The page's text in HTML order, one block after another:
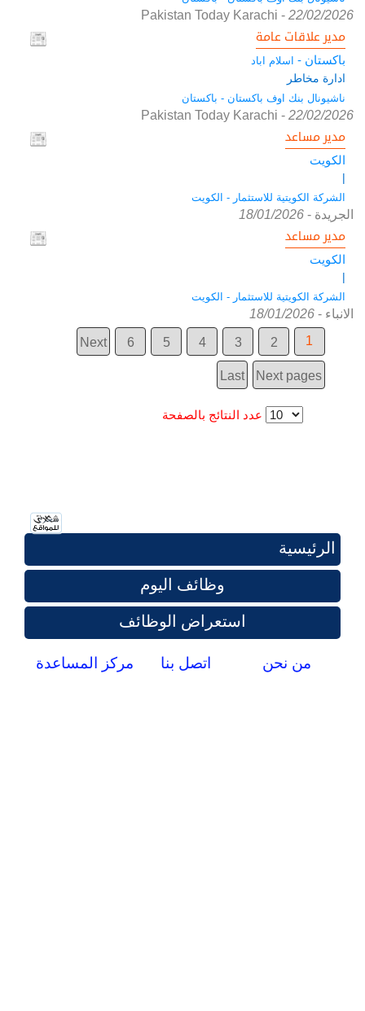
Pakistan Today Karachi - 22/02/2026
مدير علاقات عامة
باكستان - اسلام اباد
ادارة مخاطر
ناشيونال بنك اوف باكستان - باكستان
Pakistan Today Karachi - 22/02/2026
مدير مساعد
الكويت
|
الشركة الكويتية للاستثمار - الكويت
الجريدة -
18/01/2026
مدير مساعد
الكويت
|
الشركة الكويتية للاستثمار - الكويت
الانباء -
18/01/2026
1
2
3
4
5
6
Next
Next pages
Last
عدد النتائج بالصفحة
الرئيسية
وظائف اليوم
استعراض الوظائف
من نحن اتصل بنا مركز المساعدة